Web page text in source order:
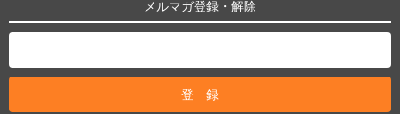
メルマガ登録・解除